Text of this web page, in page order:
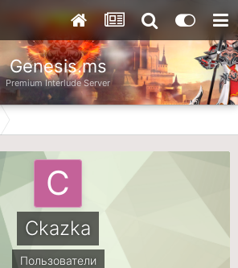
Genesis.ms
Premium Interlude Server
Ckazka
Пользователи